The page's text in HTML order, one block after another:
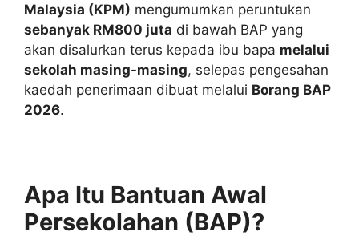
Malaysia (KPM) mengumumkan peruntukan
sebanyak RM800 juta di bawah BAP yang
akan disalurkan terus kepada ibu bapa melalui
sekolah masing-masing, selepas pengesahan
kaedah penerimaan dibuat melalui Borang BAP
2026.
Apa Itu Bantuan Awal
Persekolahan (BAP)?